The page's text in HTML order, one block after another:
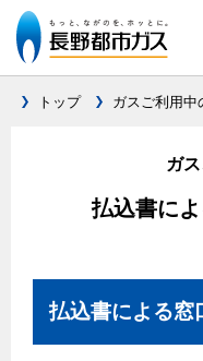
料金メニュー
料金の計算方法
家庭用選択約款
トップ ガスご利用中
ガ
払込書に
払込書による窓